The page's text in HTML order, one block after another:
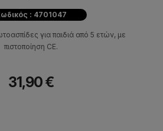
: 4701047
για παιδιά από 5 ετών, με
πιστοποίηση CE.
31,90 €